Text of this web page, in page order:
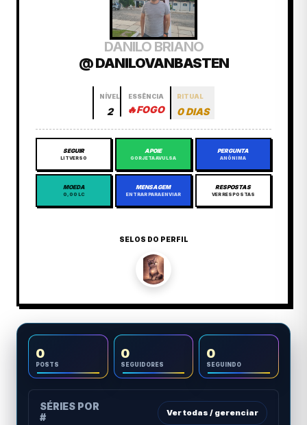
DANILO BRIANO
@ DANILOVANBASTEN
NÍVEL
2
ESSÊNCIA
🔥FOGO
RITUAL
0 DIAS
SEGUIR
LITVERSO
APOIE
GORJETA AVULSA
PERGUNTA
ANÔNIMA
MOEDA
0,00 LC
MENSAGEM
ENTRAR PARA ENVIAR
RESPOSTAS
VER RESPOSTAS
SELOS DO PERFIL
0
POSTS
0
SEGUIDORES
0
SEGUINDO
SÉRIES POR
#
Ver todas / gerenciar